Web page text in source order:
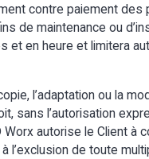
contre paiement
de maintenance ou
et en heure et limitera
l’adaptation ou la
sans l’autorisation
autorise le Client à
de toute